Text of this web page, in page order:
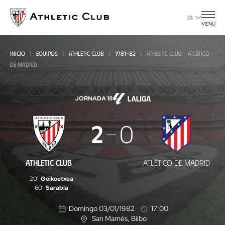
contenido
principal
ES
MENÚ
INICIO EQUIPOS ATHLETIC CLUB 1981-82
ATHLETIC CLUB - ATLÉTICO
DE MADRID
JORNADA 18
Athletic
Club
-
Atlético
ATHLETIC CLUB
2 0
ATLÉTICO DE MADRID
20' Goikoetxea
60' Sarabia
Domingo 03/01/1982
17:00
U
San Mamés, Bilbo